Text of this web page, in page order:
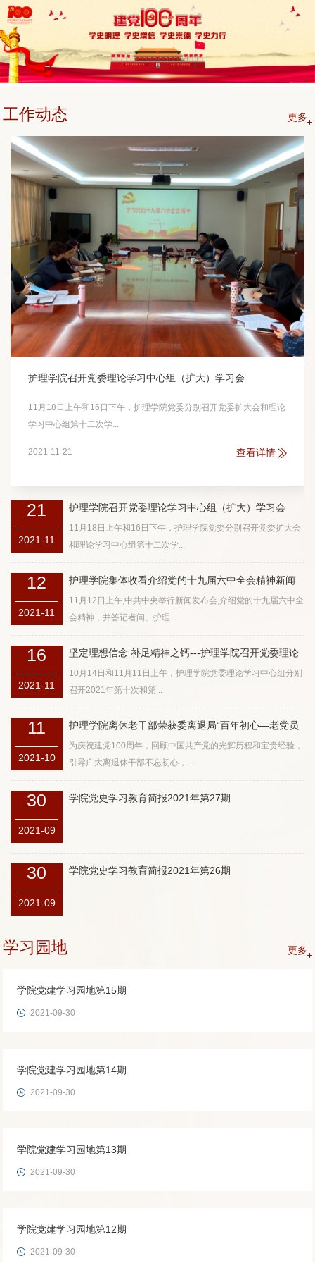
工作动态 更多
护理学院召开党委理论学习中心组（扩大）学习会
11月18日上午和16日下午，护理学院党委分别召开党委扩大会和理论
学习中心组第十二次学...
2021-11-21 查看详情
2021-11-12 查看详情
21
2021-11
护理学院召开党委理论学习中心组（扩大）学习会
11月18日上午和16日下午，护理学院党委分别召开党委扩大会
和理论学习中心组第十二次学...
12
2021-11
护理学院集体收看介绍党的十九届六中全会精神新闻
11月12日上午,中共中央举行新闻发布会,介绍党的十九届六中全
会精神，并答记者问。护理...
16
2021-11
坚定理想信念 补足精神之钙---护理学院召开党委理论
学习中心...
10月14日和11月11日上午，护理学院党委理论学习中心组分别
召开2021年第十次和第...
11
2021-10
护理学院离休老干部荣获委离退局“百年初心—老党员
的故事”征文...
为庆祝建党100周年，回顾中国共产党的光辉历程和宝贵经验，
引导广大离退休干部不忘初心，...
30
2021-09
学院党史学习教育简报2021年第27期
30
2021-09
学院党史学习教育简报2021年第26期
学习园地 更多
学院党建学习园地第15期
2021-09-30
学院党建学习园地第14期
2021-09-30
学院党建学习园地第13期
2021-09-30
学院党建学习园地第12期
2021-09-30